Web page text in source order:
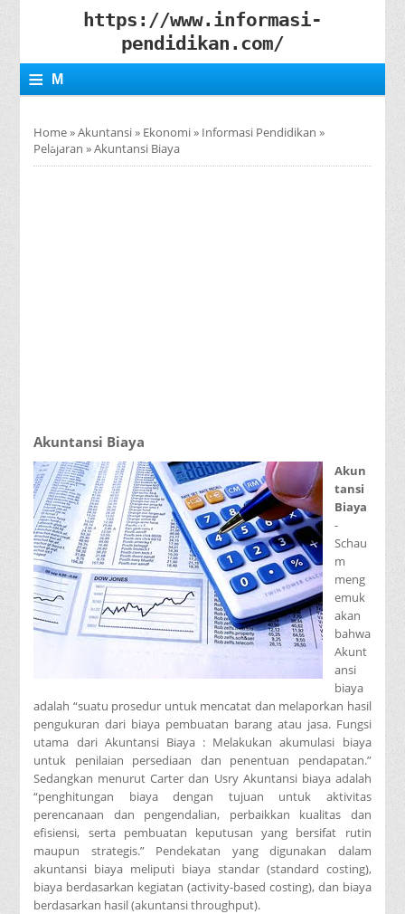
https://www.informasi-
pendidikan.com/
≡ M
N
Home»Akuntansi» Ekonomi» Informasi Pendidikan »
Pelajaran »Akuntansi Biaya
Akuntansi Biaya
Akun
tansi
Biaya
-
Schau
m
meng
emuk
akan
bahwa
Akunt
ansi
biaya
adalah “suatu prosedur untuk mencatat dan melaporkan hasil
pengukuran dari biaya pembuatan barang atau jasa. Fungsi
utama dari Akuntansi Biaya : Melakukan akumulasi biaya
untuk penilaian persediaan dan penentuan pendapatan.”
Sedangkan menurut Carter dan Usry Akuntansi biaya adalah
“penghitungan biaya dengan tujuan untuk aktivitas
perencanaan dan pengendalian, perbaikkan kualitas dan
efisiensi, serta pembuatan keputusan yang bersifat rutin
maupun strategis.” Pendekatan yang digunakan dalam
akuntansi biaya meliputi biaya standar (standard costing),
biaya berdasarkan kegiatan (activity-based costing), dan biaya
berdasarkan hasil (akuntansi throughput).